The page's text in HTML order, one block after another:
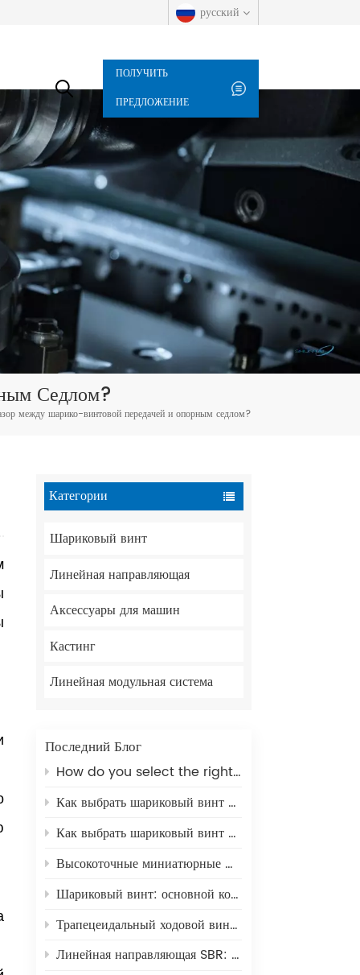
русский
русский
español
العربية
Deutsch
italiano
français
Indonesia
português
ПОЛУЧИТЬ
ПРЕДЛОЖЕНИЕ
Седлом?
между шарико-винтовой передачей и опорным седлом?
Категории
Шариковый винт
Линейная направляющая
Аксессуары для машин
Кастинг
Линейная модульная система
Последний Блог
How do you select the right ball screw for a linear actuator application?
Как выбрать шариковый винт для 3D-принтера
Как выбрать шариковый винт для станков с ЧПУ
Высокоточные миниатюрные шариковые винты: серия MIA, разработанная специально для уникальных задач промышленного привода.
Шариковый винт: основной компонент линейного перемещения для высокоточной промышленной автоматизации.
Трапецеидальный ходовой винт TR32: экономичное решение для линейного перемещения в системах автоматизации малой грузоподъемности.
Линейная направляющая SBR: универсальное решение для линейного перемещения автоматизированного оборудования.